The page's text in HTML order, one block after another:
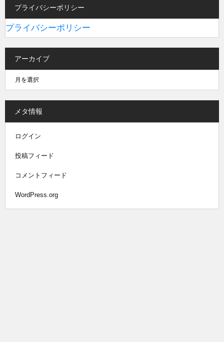
プライバシーポリシー
プライバシーポリシー
アーカイブ
メタ情報
ログイン
投稿フィード
コメントフィード
WordPress.org